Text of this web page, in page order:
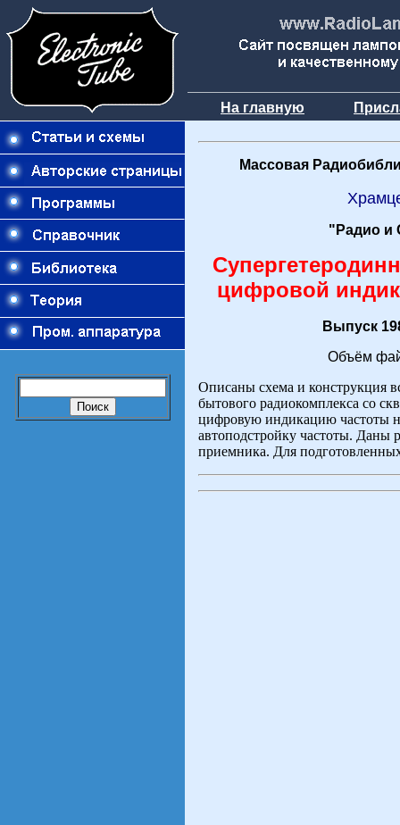
На главную
Массовая
"Радио и
цифровой
Выпуск
Объём
Описаны схема и конструкция
бытового радиокомплекса со
цифровую индикацию частоты
автоподстройку частоты. Даны
приемника. Для